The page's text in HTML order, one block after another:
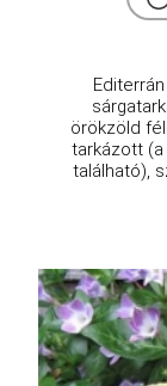
örökzöld
tarkázott (a
található),